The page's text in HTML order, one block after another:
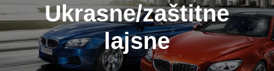
Ukrasne/zaštitne
lajsne